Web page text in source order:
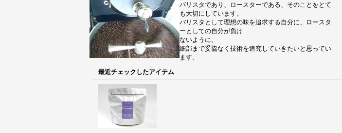
バリスタであり、ロースターである、そのことをとて
も大切にしています。
バリスタとして理想の味を追求する自分に、ロースタ
ーとしての自分が負け
ないように。
細部まで妥協なく技術を追究していきたいと思ってい
ます。
最近チェックしたアイテム